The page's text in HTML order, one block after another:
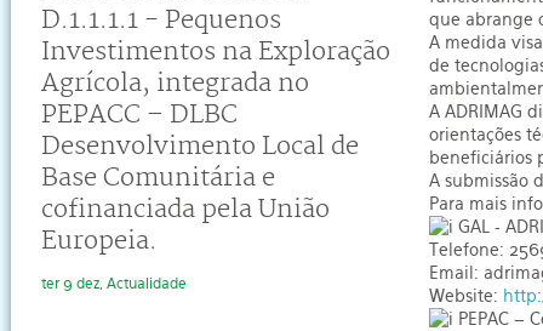
D.1.1.1.1 - Pequenos
Investimentos na Exploração
Agrícola, integrada no
PEPACC – DLBC
Desenvolvimento Local de
Base Comunitária e
cofinanciada pela União
Europeia.
ter 9 dez, Actualidade
que abrange
A medida
de
A ADRIMAG
orientações
beneficiários
A submissão
Para mais
GAL -
Telefone:
Email:
Website:
PEPAC –